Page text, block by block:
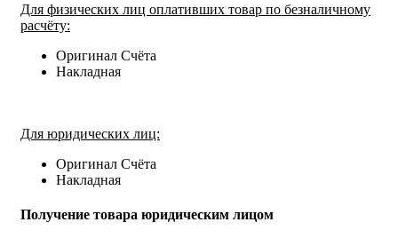
Для физических лиц оплативших товар по безналичному
расчёту:
Оригинал Счёта
Накладная
Для юридических лиц:
Оригинал Счёта
Накладная
Получение товара юридическим лицом